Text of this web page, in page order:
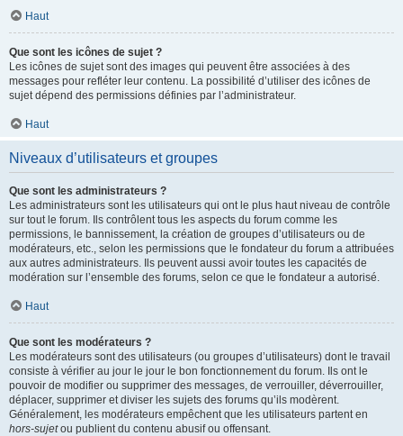
Haut
Que sont les icônes de sujet ?
Les icônes de sujet sont des images qui peuvent être associées à des
messages pour refléter leur contenu. La possibilité d’utiliser des icônes de
sujet dépend des permissions définies par l’administrateur.
Haut
Niveaux d’utilisateurs et groupes
Que sont les administrateurs ?
Les administrateurs sont les utilisateurs qui ont le plus haut niveau de contrôle
sur tout le forum. Ils contrôlent tous les aspects du forum comme les
permissions, le bannissement, la création de groupes d’utilisateurs ou de
modérateurs, etc., selon les permissions que le fondateur du forum a attribuées
aux autres administrateurs. Ils peuvent aussi avoir toutes les capacités de
modération sur l’ensemble des forums, selon ce que le fondateur a autorisé.
Haut
Que sont les modérateurs ?
Les modérateurs sont des utilisateurs (ou groupes d’utilisateurs) dont le travail
consiste à vérifier au jour le jour le bon fonctionnement du forum. Ils ont le
pouvoir de modifier ou supprimer des messages, de verrouiller, déverrouiller,
déplacer, supprimer et diviser les sujets des forums qu’ils modèrent.
Généralement, les modérateurs empêchent que les utilisateurs partent en
hors-sujetou publient du contenu abusif ou offensant.